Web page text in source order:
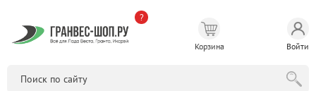
?
Корзина Войти